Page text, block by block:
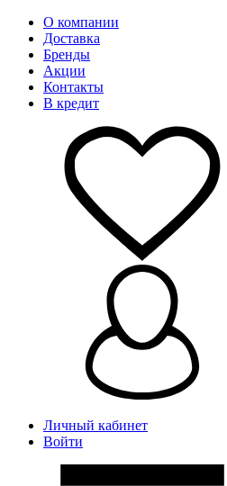
О компании
Доставка
Бренды
Акции
Контакты
В кредит
Личный кабинет
Войти